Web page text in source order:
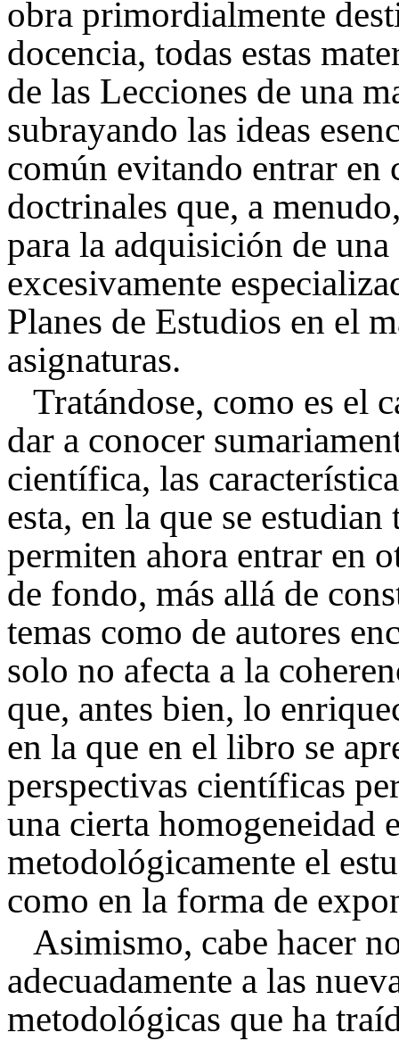
obra primordialmente
docencia, todas estas
de las Lecciones de una
subrayando las ideas
común evitando entrar en
doctrinales que, a
para la adquisición de
excesivamente
Planes de Estudios en el
asignaturas.
Tratándose, como es el
dar a conocer
científica, las
esta, en la que se
permiten ahora entrar en
de fondo, más allá de
temas como de autores
solo no afecta a la
que, antes bien, lo
en la que en el libro se
perspectivas científicas
una cierta homogeneidad
metodológicamente el
como en la forma de
Asimismo, cabe hacer
adecuadamente a las
metodológicas que ha